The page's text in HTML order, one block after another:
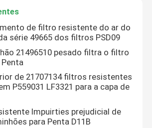
diesel
automática
Filters
de filtro resistente do ar do
série 49665 dos filtros PSD09
21496510 pesado filtra o filtro
de 21707134 filtros resistentes
P559031 LF3321 para a capa de
Impuirties prejudicial de
para Penta D11B